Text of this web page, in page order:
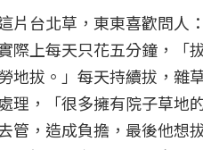
片台北草，東東喜歡問人
際上每天只花五分鐘，「
拔。」每天持續拔，雜
，「很多擁有院子草地
管，造成負擔，最後他想